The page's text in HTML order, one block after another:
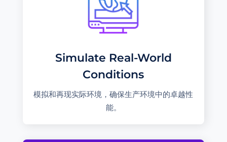
Simulate Real-World
Conditions
模拟和再现实际环境，确保生产环境中的卓越性
能。